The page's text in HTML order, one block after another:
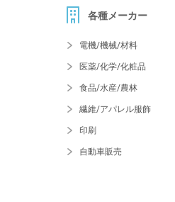
各種メーカー
電機/機械/材料
医薬/化学/化粧品
食品/水産/農林
繊維/アパレル服飾
印刷
自動車販売